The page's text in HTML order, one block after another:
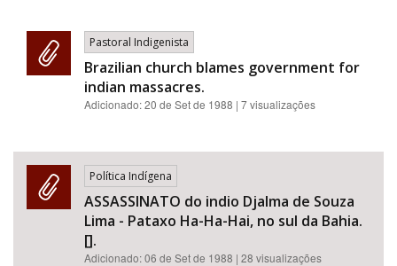
Pastoral Indigenista
Brazilian church blames government for
indian massacres.
Adicionado:20 de Set de 1988 | 7 visualizações
Política Indígena
ASSASSINATO do indio Djalma de Souza
Lima - Pataxo Ha-Ha-Hai, no sul da Bahia.
[].
Adicionado:06 de Set de 1988 | 28 visualizações